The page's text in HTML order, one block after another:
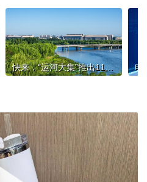
快来，“运河大集”推出11条新线路！采摘戏水吃美食过端午